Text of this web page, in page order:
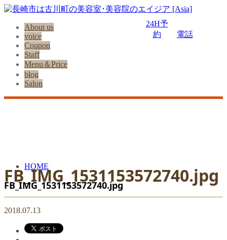
24H予
約
電話
About us
voice
Coupon
Staff
Menu＆Price
blog
Salon
FB_IMG_1531153572740.jpg
HOME
FB_IMG_1531153572740.jpg
2018.07.13